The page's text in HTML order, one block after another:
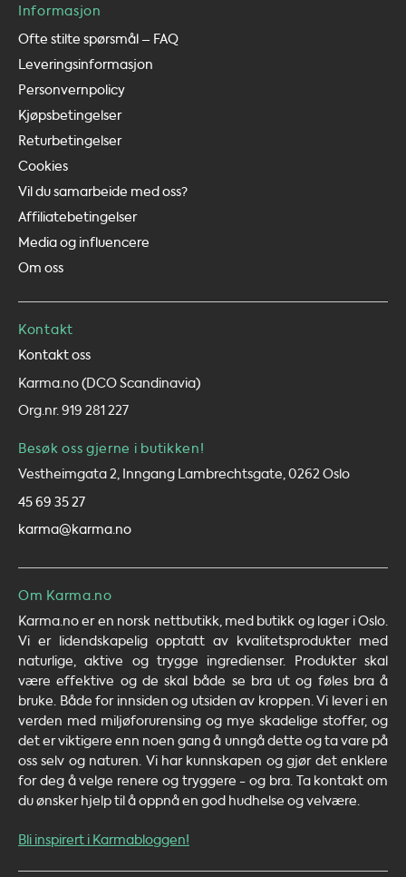
Informasjon
Ofte stilte spørsmål – FAQ
Leveringsinformasjon
Personvernpolicy
Kjøpsbetingelser
Returbetingelser
Cookies
Vil du samarbeide med oss?
Affiliatebetingelser
Media og influencere
Om oss
Kontakt
Kontakt oss
Karma.no (DCO Scandinavia)
Org.nr. 919 281 227
Besøk oss gjerne i butikken!
Vestheimgata 2, Inngang Lambrechtsgate, 0262 Oslo
45 69 35 27
karma@karma.no
Om Karma.no
Karma.no er en norsk nettbutikk, med butikk og lager i Oslo.
Vi er lidendskapelig opptatt av kvalitetsprodukter med
naturlige, aktive og trygge ingredienser. Produkter skal
være effektive og de skal både se bra ut og føles bra å
bruke. Både for innsiden og utsiden av kroppen. Vi lever i en
verden med miljøforurensing og mye skadelige stoffer, og
det er viktigere enn noen gang å unngå dette og ta vare på
oss selv og naturen. Vi har kunnskapen og gjør det enklere
for deg å velge renere og tryggere - og bra. Ta kontakt om
du ønsker hjelp til å oppnå en god hudhelse og velvære.
Bli inspirert i Karmabloggen!